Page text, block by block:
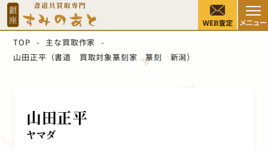
TOP
主な買取作家
山田正平（書道 買取対象篆刻家 篆刻 新潟）
山田正平
ヤマダ